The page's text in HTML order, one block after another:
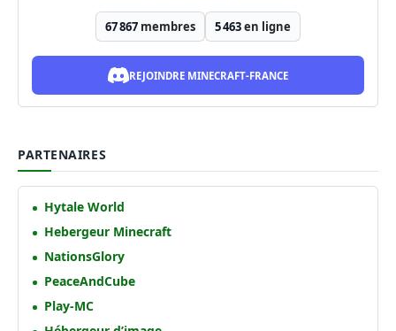
67 867 membres 5 463en ligne
REJOINDRE MINECRAFT-FRANCE
PARTENAIRES
Hytale World
Hebergeur Minecraft
NationsGlory
PeaceAndCube
Play-MC